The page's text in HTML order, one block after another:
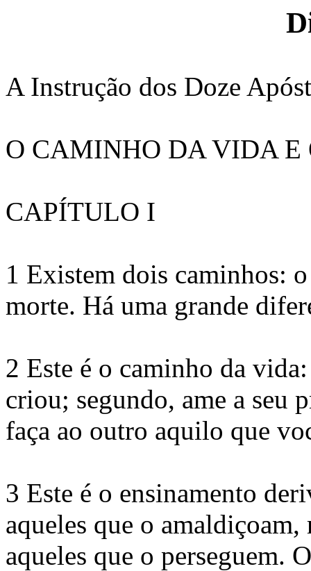
A Instrução dos Doze
O CAMINHO DA VIDA
CAPÍTULO I
1 Existem dois caminhos:
morte. Há uma grande
2 Este é o caminho da
criou; segundo, ame a seu
faça ao outro aquilo que
3 Este é o ensinamento
aqueles que o
aqueles que o perseguem.